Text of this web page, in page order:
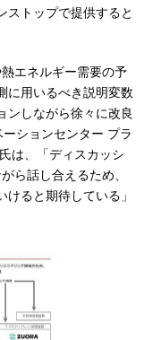
ストップで提供すると
エネルギー需要の予
に用いるべき説明変数
ンしながら徐々に改良
ションセンター プラ
は、「ディスカッシ
ら話し合えるため、
けると期待している」